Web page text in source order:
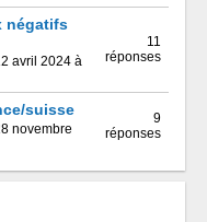
négatifs
avril 2024 à
11
réponses
suisse
novembre
9
réponses